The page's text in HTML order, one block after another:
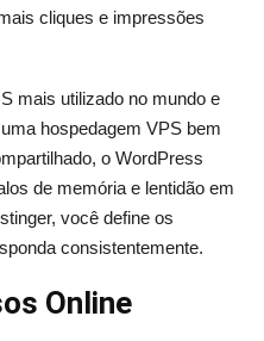
cliques e impressões
mais utilizado no mundo e
hospedagem VPS bem
o WordPress
de memória e lentidão em
você define os
consistentemente.
Online